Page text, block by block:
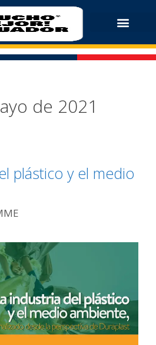
de 2021
plástico y el medio